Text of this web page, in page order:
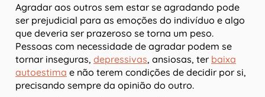
Agradar aos outros sem estar se agradando pode
ser prejudicial para as emoções do indivíduo e algo
que deveria ser prazeroso se torna um peso.
Pessoas com necessidade de agradar podem se
tornar inseguras, depressivas, ansiosas, ter baixa
autoestima e não terem condições de decidir por si,
precisando sempre da opinião do outro.